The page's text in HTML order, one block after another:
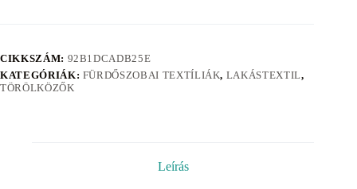
CIKKSZÁM: 92B1DCADB25E
KATEGÓRIÁK: FÜRDŐSZOBAI TEXTÍLIÁK, LAKÁSTEXTIL,
TÖRÖLKÖZŐK
Leírás